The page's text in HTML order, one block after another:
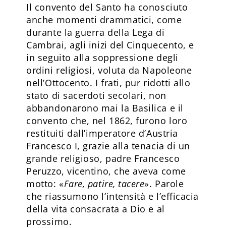
Il convento del Santo ha conosciuto
anche momenti drammatici, come
durante la guerra della Lega di
Cambrai, agli inizi del Cinquecento, e
in seguito alla soppressione degli
ordini religiosi, voluta da Napoleone
nell’Ottocento. I frati, pur ridotti allo
stato di sacerdoti secolari, non
abbandonarono mai la Basilica e il
convento che, nel 1862, furono loro
restituiti dall’imperatore d’Austria
Francesco I, grazie alla tenacia di un
grande religioso, padre Francesco
Peruzzo, vicentino, che aveva come
motto: «Fare, patire, tacere». Parole
che riassumono l’intensità e l’efficacia
della vita consacrata a Dio e al
prossimo.